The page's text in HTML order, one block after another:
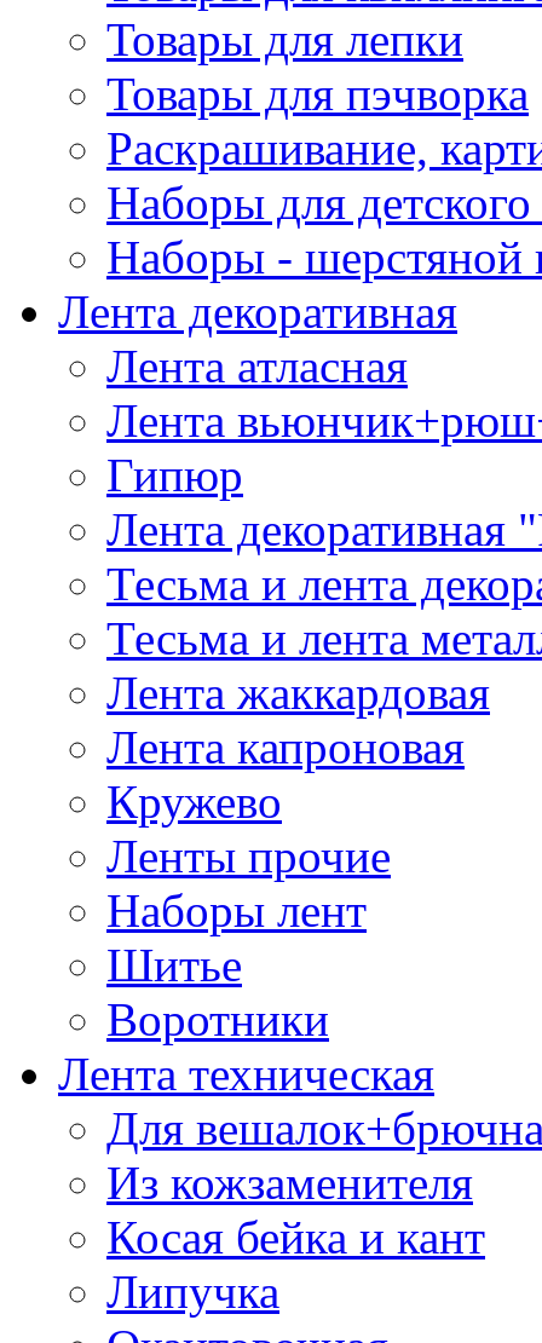
Товары для лепки
Товары для пэчворка
Раскрашивание,
Наборы для
Наборы - шерстяной
Лента декоративная
Лента атласная
Лента
Гипюр
Лента декоративная
Тесьма и лента
Тесьма и лента
Лента жаккардовая
Лента капроновая
Кружево
Ленты прочие
Наборы лент
Шитье
Воротники
Лента техническая
Для
Из кожзаменителя
Косая бейка и кант
Липучка